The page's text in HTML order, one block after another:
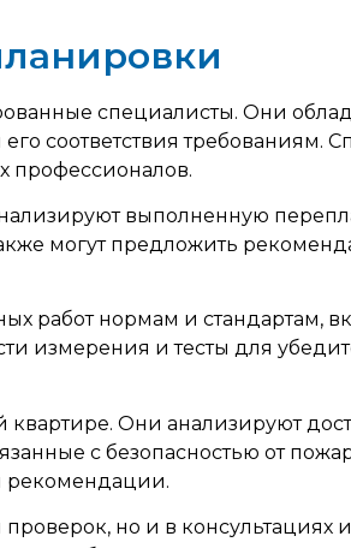
специалисты. Они
соответствия требованиям.
профессионалов.
выполненную
могут предложить
работ нормам и стандартам,
измерения и тесты для
Они анализируют
с безопасностью от
рекомендации.
но и в консультациях и